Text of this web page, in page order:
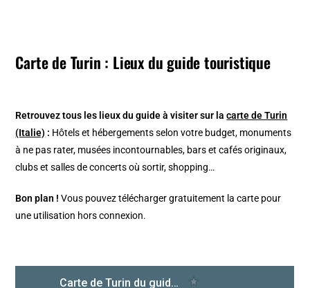
Carte de Turin : Lieux du guide touristique
Retrouvez tous les lieux du guide à visiter sur lacarte de Turin
(Italie) : Hôtels et hébergements selon votre budget, monuments
à ne pas rater, musées incontournables, bars et cafés originaux,
clubs et salles de concerts où sortir, shopping…
Bon plan ! Vous pouvez télécharger gratuitement la carte pour
une utilisation hors connexion.